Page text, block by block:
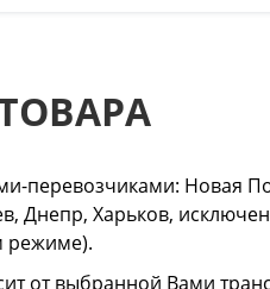
перевозчиками: Новая
Днепр, Харьков,
режиме).
от выбранной Вами